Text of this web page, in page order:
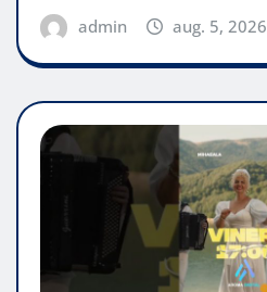
admin aug. 5, 2026